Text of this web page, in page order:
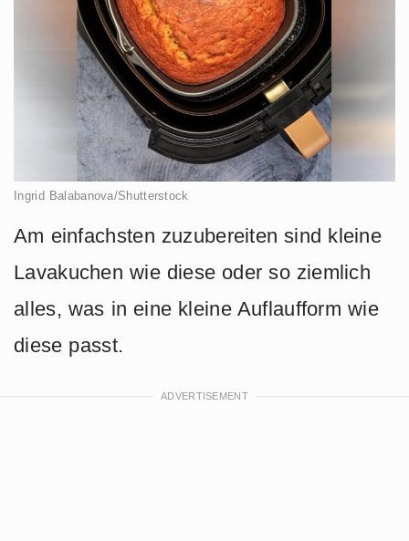
Ingrid Balabanova/Shutterstock
Am einfachsten zuzubereiten sind kleine
Lavakuchen wie diese oder so ziemlich
alles, was in eine kleine Auflaufform wie
diese passt.